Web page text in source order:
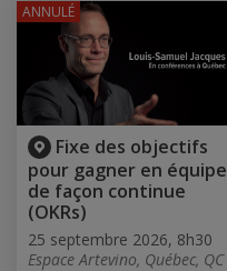
Fixe des objectifs
pour gagner en équipe
de façon continue
(OKRs)
25 septembre 2026, 8h30
Espace Artevino, Québec, QC
ANNULÉ